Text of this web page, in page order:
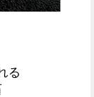
る